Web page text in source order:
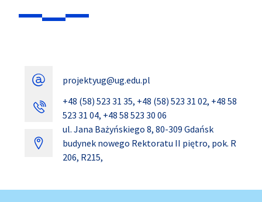
projektyug@ug.edu.pl
+48 (58) 523 31 35, +48 (58) 523 31 02, +48 58
523 31 04, +48 58 523 30 06
ul. Jana Bażyńskiego 8, 80-309 Gdańsk
budynek nowego Rektoratu II piętro, pok. R
206, R215,